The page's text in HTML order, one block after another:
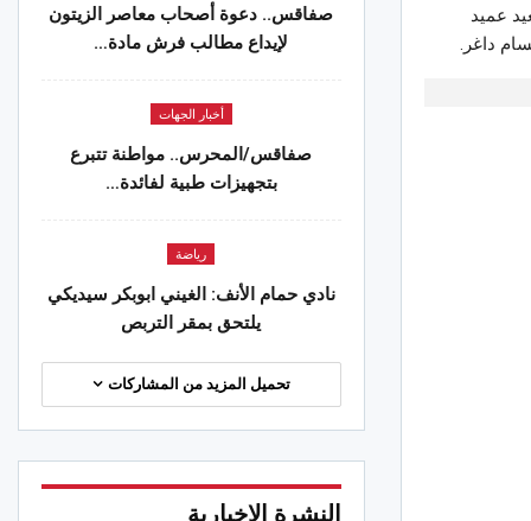
عميد
داغر.
صفاقس.. دعوة أصحاب معاصر الزيتون
لإيداع مطالب فرش مادة…
أخبار الجهات
صفاقس/المحرس.. مواطنة تتبرع
بتجهيزات طبية لفائدة…
رياضة
نادي حمام الأنف: الغيني ابوبكر سيديكي
يلتحق بمقر التربص
تحميل المزيد من المشاركات
النشرة الإخبارية
سليمان يتربّص في عين دراهم